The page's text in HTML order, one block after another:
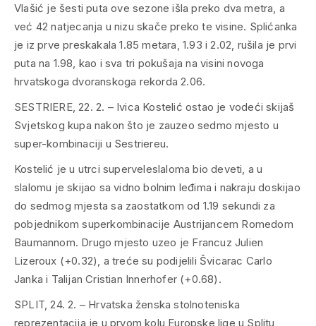
Vlašić je šesti puta ove sezone išla preko dva metra, a
već 42 natjecanja u nizu skače preko te visine. Splićanka
je iz prve preskakala 1.85 metara, 1.93 i 2.02, rušila je prvi
puta na 1.98, kao i sva tri pokušaja na visini novoga
hrvatskoga dvoranskoga rekorda 2.06.
SESTRIERE, 22. 2. – Ivica Kostelić ostao je vodeći skijaš
Svjetskog kupa nakon što je zauzeo sedmo mjesto u
super-kombinaciji u Sestriereu.
Kostelić je u utrci superveleslaloma bio deveti, a u
slalomu je skijao sa vidno bolnim leđima i nakraju doskijao
do sedmog mjesta sa zaostatkom od 1.19 sekundi za
pobjednikom superkombinacije Austrijancem Romedom
Baumannom. Drugo mjesto uzeo je Francuz Julien
Lizeroux (+0.32), a treće su podijelili Švicarac Carlo
Janka i Talijan Cristian Innerhofer (+0.68).
SPLIT, 24. 2. – Hrvatska ženska stolnoteniska
reprezentacija je u prvom kolu Europske lige u Splitu